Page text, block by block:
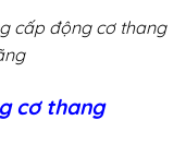
cấp động cơ thang
cơ thang